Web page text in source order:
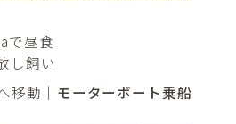
で昼食
し飼い
移動｜ モーターボート乗船